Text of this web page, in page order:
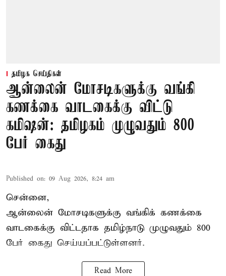
தமிழக செய்திகள்
ஆன்லைன் மோசடிகளுக்கு வங்கி
கணக்கை வாடகைக்கு விட்டு
கமிஷன்: தமிழகம் முழுவதும் 800
பேர் கைது
Published on: 09 Aug 2026, 8:24 am
சென்னை,
ஆன்லைன் மோசடிகளுக்கு வங்கிக் கணக்கை
வாடகைக்கு விட்டதாக தமிழ்நாடு முழுவதும் 800
பேர் கைது செய்யப்பட்டுள்ளனர்.
Read More